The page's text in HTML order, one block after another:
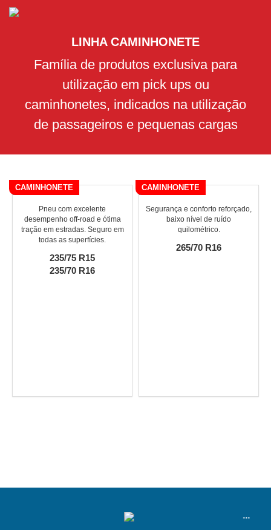
LINHA CAMINHONETE
Família de produtos exclusiva para
utilização em pick ups ou
caminhonetes, indicados na utilização
de passageiros e pequenas cargas
CAMINHONETE
Pneu com excelente
desempenho off-road e ótima
tração em estradas. Seguro em
todas as superfícies.
235/75 R15
235/70 R16
CAMINHONETE
Segurança e conforto reforçado,
baixo nível de ruído
quilométrico.
265/70 R16